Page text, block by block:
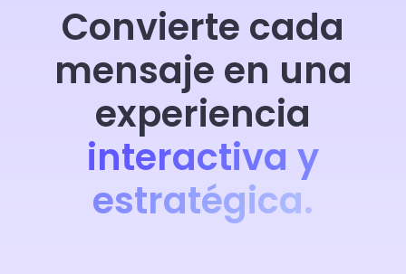
Convierte cada
mensaje en una
experiencia
interactiva y
estratégica.